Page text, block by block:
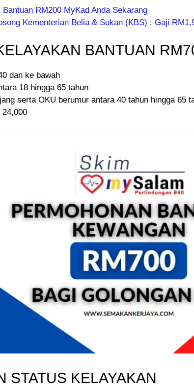
RM200 MyKad Anda Sekarang
Kementerian Belia & Sukan (KBS) : Gaji
BANTUAN
dan ke bawah
18 hingga 65 tahun
serta OKU berumur antara 40 tahun hingga 65
24,000
STATUS KELAYAKAN